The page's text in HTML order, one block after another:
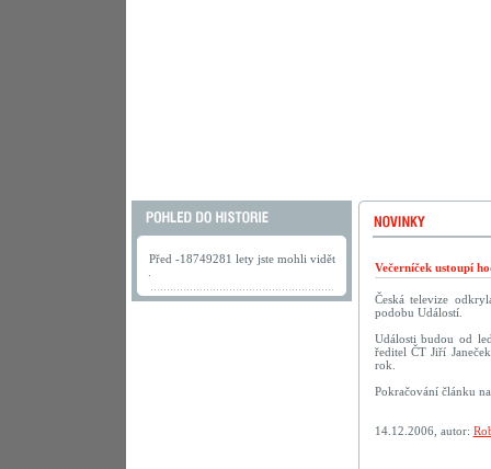
Před -18749281 lety jste mohli vidět
Večerníček ustoupí
Česká televize
podobu Událostí.
Události budou od
ředitel ČT Jiří
rok.
Pokračování článku
14.12.2006, autor: